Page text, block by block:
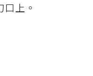
上。